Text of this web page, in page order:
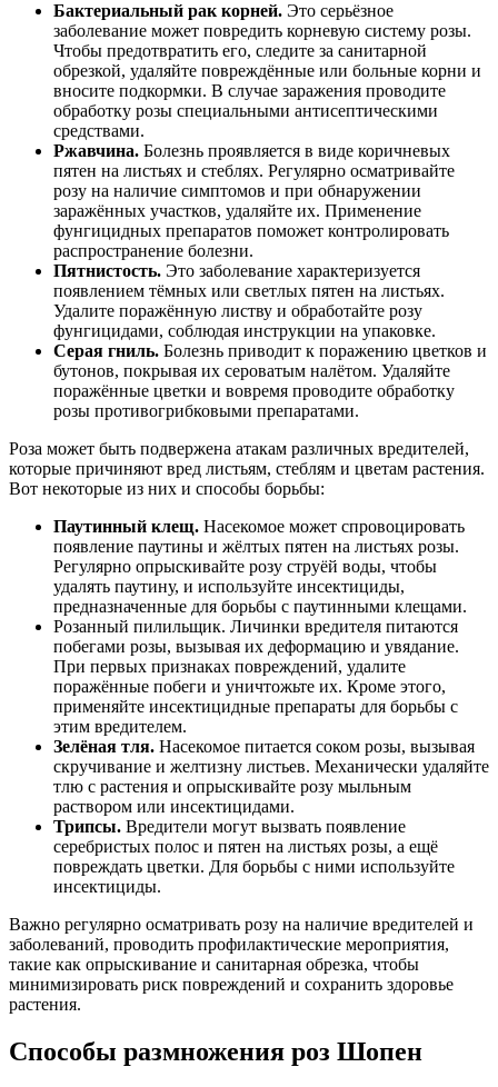
Бактериальный рак корней. Это серьёзное
заболевание может повредить корневую систему розы.
Чтобы предотвратить его, следите за санитарной
обрезкой, удаляйте повреждённые или больные корни и
вносите подкормки. В случае заражения проводите
обработку розы специальными антисептическими
средствами.
Ржавчина. Болезнь проявляется в виде коричневых
пятен на листьях и стеблях. Регулярно осматривайте
розу на наличие симптомов и при обнаружении
заражённых участков, удаляйте их. Применение
фунгицидных препаратов поможет контролировать
распространение болезни.
Пятнистость. Это заболевание характеризуется
появлением тёмных или светлых пятен на листьях.
Удалите поражённую листву и обработайте розу
фунгицидами, соблюдая инструкции на упаковке.
Серая гниль. Болезнь приводит к поражению цветков и
бутонов, покрывая их сероватым налётом. Удаляйте
поражённые цветки и вовремя проводите обработку
розы противогрибковыми препаратами.
Роза может быть подвержена атакам различных вредителей,
которые причиняют вред листьям, стеблям и цветам растения.
Вот некоторые из них и способы борьбы:
Паутинный клещ. Насекомое может спровоцировать
появление паутины и жёлтых пятен на листьях розы.
Регулярно опрыскивайте розу струёй воды, чтобы
удалять паутину, и используйте инсектициды,
предназначенные для борьбы с паутинными клещами.
Розанный пилильщик. Личинки вредителя питаются
побегами розы, вызывая их деформацию и увядание.
При первых признаках повреждений, удалите
поражённые побеги и уничтожьте их. Кроме этого,
применяйте инсектицидные препараты для борьбы с
этим вредителем.
Зелёная тля. Насекомое питается соком розы, вызывая
скручивание и желтизну листьев. Механически удаляйте
тлю с растения и опрыскивайте розу мыльным
раствором или инсектицидами.
Трипсы. Вредители могут вызвать появление
серебристых полос и пятен на листьях розы, а ещё
повреждать цветки. Для борьбы с ними используйте
инсектициды.
Важно регулярно осматривать розу на наличие вредителей и
заболеваний, проводить профилактические мероприятия,
такие как опрыскивание и санитарная обрезка, чтобы
минимизировать риск повреждений и сохранить здоровье
растения.
Способы размножения роз Шопен